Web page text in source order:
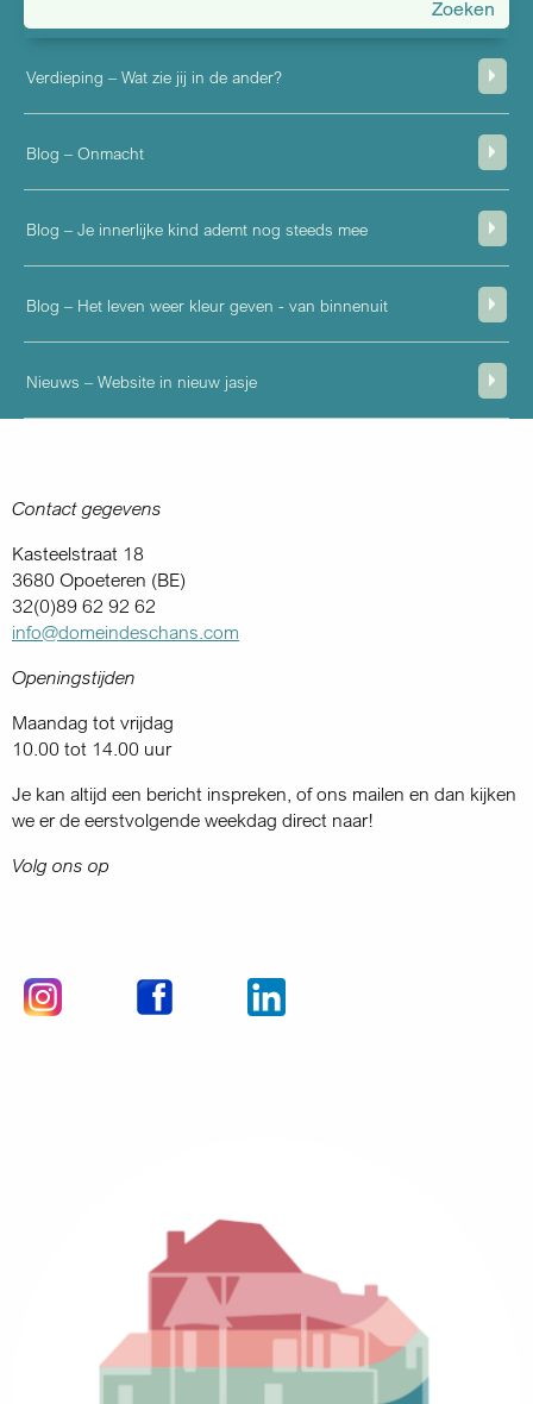
menu
Verdieping – Wat zie jij in de ander?
Blog – Onmacht
Blog – Je innerlijke kind ademt nog steeds mee
Blog – Het leven weer kleur geven - van binnenuit
Nieuws – Website in nieuw jasje
Contact gegevens
Kasteelstraat 18
3680 Opoeteren (BE)
32(0)89 62 92 62
info@domeindeschans.com
Openingstijden
Maandag tot vrijdag
10.00 tot 14.00 uur
Je kan altijd een bericht inspreken, of ons mailen en dan kijken
we er de eerstvolgende weekdag direct naar!
Volg ons op